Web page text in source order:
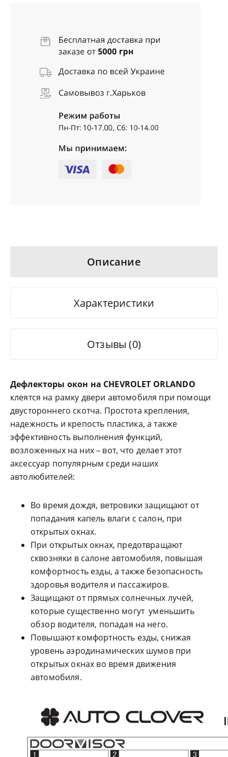
Описание
Характеристики
Отзывы (0)
Дефлекторы окон на CHEVROLET ORLANDO
клеятся на рамку двери автомобиля при помощи
двустороннего скотча. Простота крепления,
надежность и крепость пластика, а также
эффективность выполнения функций,
возложенных на них – вот, что делает этот
аксессуар популярным среди наших
автолюбителей:
Во время дождя, ветровики защищают от
попадания капель влаги с салон, при
открытых окнах.
При открытых окнах, предотвращают
сквозняки в салоне автомобиля, повышая
комфортность езды, а также безопасность
здоровья водителя и пассажиров.
Защищают от прямых солнечных лучей,
которые существенно могут уменьшить
обзор водителя, попадая на него.
Повышают комфортность езды, снижая
уровень аэродинамических шумов при
открытых окнах во время движения
автомобиля.